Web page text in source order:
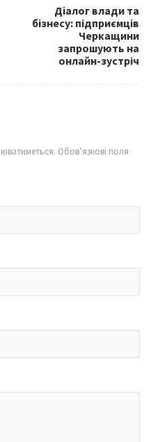
Діалог влади та
бізнесу: підприємців
Черкащини
запрошують на
онлайн-зустріч
Обов’язкові поля